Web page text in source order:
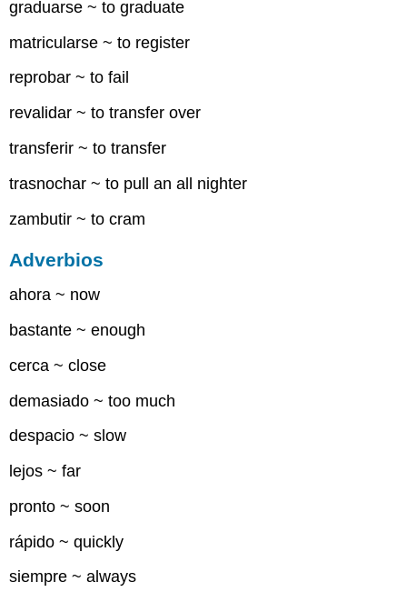
graduarse ~ to graduate
matricularse ~ to register
reprobar ~ to fail
revalidar ~ to transfer over
transferir ~ to transfer
trasnochar ~ to pull an all nighter
zambutir ~ to cram
Adverbios
ahora ~ now
bastante ~ enough
cerca ~ close
demasiado ~ too much
despacio ~ slow
lejos ~ far
pronto ~ soon
rápido ~ quickly
siempre ~ always